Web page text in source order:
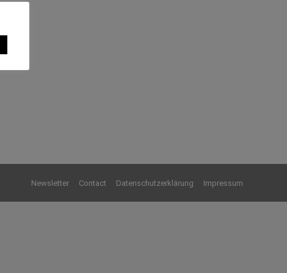
Newsletter Contact Datenschutzerklärung Impressum